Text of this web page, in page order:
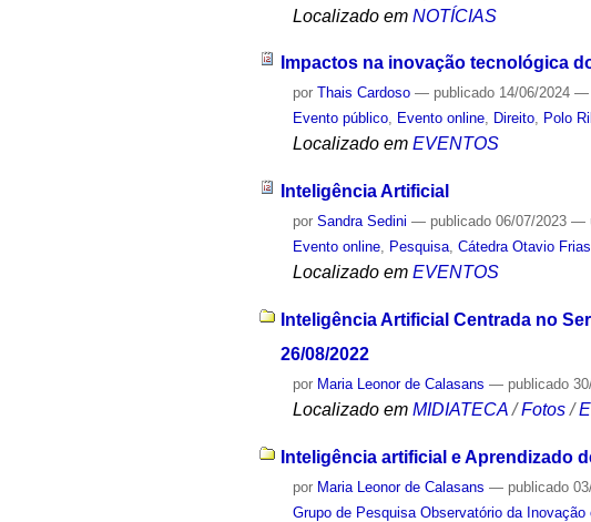
Localizado em NOTÍCIAS
Impactos na inovação tecnológica
porThais Cardoso — publicado 14/06/2024—
Evento público, Evento online, Direito, Polo
Localizado em EVENTOS
Inteligência Artificial
porSandra Sedini — publicado 06/07/2023—
Evento online, Pesquisa,Cátedra Otavio
Localizado em EVENTOS
Inteligência Artificial Centrada no
26/08/2022
por Maria Leonor de Calasans — publicado
Localizado em MIDIATECA /Fotos /
Inteligência artificial e Aprendizado
por Maria Leonor de Calasans — publicado
Grupo de Pesquisa Observatório da